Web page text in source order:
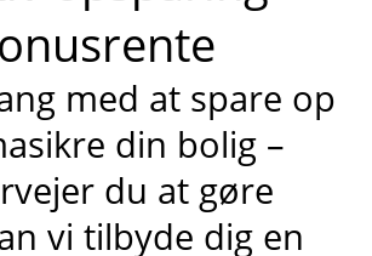
med at spare op
din bolig–
du at gøre
vi tilbyde dig en